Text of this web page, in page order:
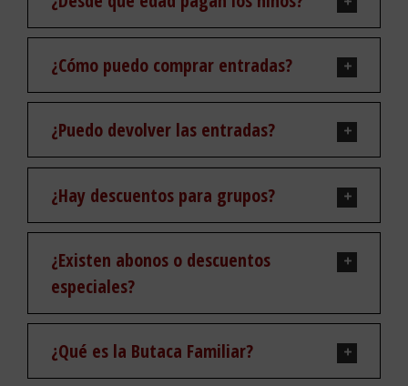
¿Cómo puedo comprar entradas?
¿Puedo devolver las entradas?
¿Hay descuentos para grupos?
¿Existen abonos o descuentos
especiales?
¿Qué es la Butaca Familiar?